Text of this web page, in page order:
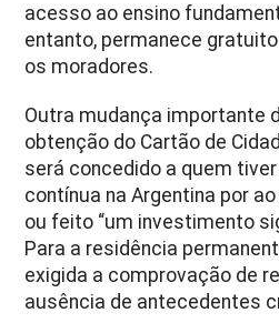
acesso ao ensino
entanto, permanece
os moradores.
Outra mudança importante
obtenção do Cartão de
será concedido a quem
contínua na Argentina por
ou feito “um investimento
Para a residência
exigida a comprovação de
ausência de antecedentes